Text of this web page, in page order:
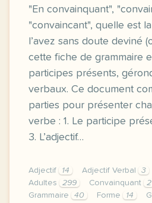
"En convainquant",
"convaincant", quelle est
l’avez sans doute deviné
cette fiche de grammaire
participes présents,
verbaux. Ce document
parties pour présenter
verbe : 1. Le participe
3. L’adjectif…
Adjectif 14 Adjectif Verbal 3
Adultes
299 Convainquant 2
Grammaire
40 Forme 14